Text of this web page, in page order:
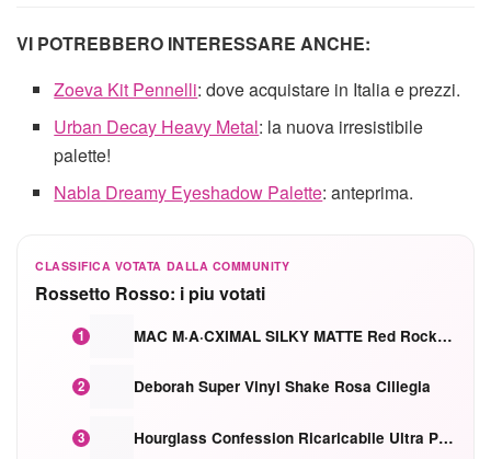
VI POTREBBERO INTERESSARE ANCHE:
Zoeva Kit Pennelli: dove acquistare in Italia e prezzi.
Urban Decay Heavy Metal: la nuova irresistibile
palette!
Nabla Dreamy Eyeshadow Palette: anteprima.
CLASSIFICA VOTATA DALLA COMMUNITY
Rossetto Rosso: i piu votati
1 MAC M·A·CXIMAL SILKY MATTE Red Rock mat
2 Deborah Super Vinyl Shake Rosa Ciliegia
3 Hourglass Confession Ricaricabile Ultra Preciso Ad Alta Intensità Secretly Classic Red